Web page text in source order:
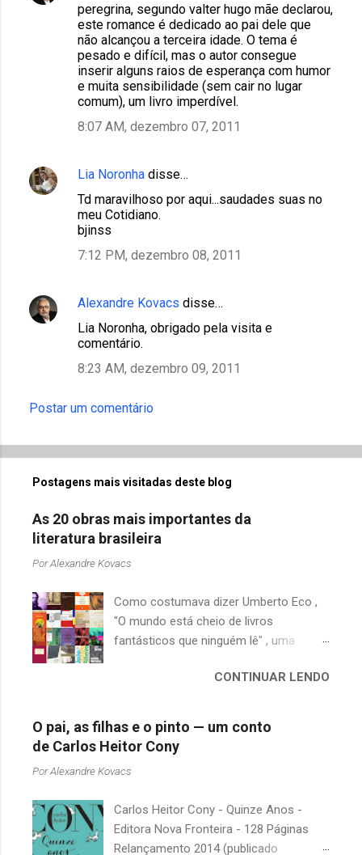
peregrina, segundo valter hugo mãe declarou,
este romance é dedicado ao pai dele que
não alcançou a terceira idade. O tema é
pesado e difícil, mas o autor consegue
inserir alguns raios de esperança com humor
e muita sensibilidade (sem cair no lugar
comum), um livro imperdível.
8:07 AM, dezembro 07, 2011
Lia Noronha disse…
Td maravilhoso por aqui...saudades suas no
meu Cotidiano.
bjinss
7:12 PM, dezembro 08, 2011
Alexandre Kovacs disse…
Lia Noronha, obrigado pela visita e
comentário.
8:23 AM, dezembro 09, 2011
Postar um comentário
Postagens mais visitadas deste blog
As 20 obras mais importantes da
literatura brasileira
PorAlexandre Kovacs
Como costumava dizer Umberto Eco ,
"O mundo está cheio de livros
fantásticos que ninguém lê" , uma
quando falamos de clássicos da
escritores brasileiros, somos forçados
a uma avaliação burocrática na escola e
acabamos adquirindo uma certa
antipatia a determinado livro ou autor
justamente o contrário. É surpreendente
como uma segunda visita a essas
CONTINUAR LENDO
O pai, as filhas e o pinto — um conto
de Carlos Heitor Cony
PorAlexandre Kovacs
Carlos Heitor Cony - Quinze Anos -
Editora Nova Fronteira - 128 Páginas
Relançamento 2014 (publicado